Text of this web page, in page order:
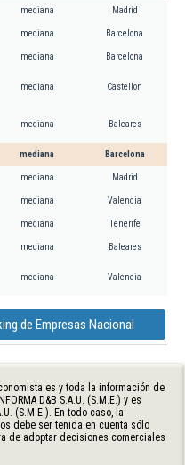
mediana Madrid
mediana Barcelona
mediana Barcelona
mediana Castellon
mediana Baleares
mediana Barcelona
mediana Madrid
mediana Valencia
mediana Tenerife
mediana Baleares
mediana Valencia
de Empresas Nacional
y toda la información de
D&B S.A.U. (S.M.E.) y es
(S.M.E.). En todo caso, la
debe ser tenida en cuenta sólo
de adoptar decisiones comerciales